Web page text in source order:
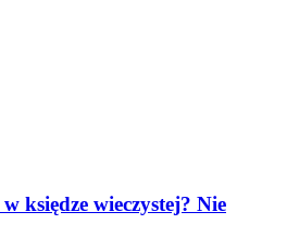
księdze wieczystej? Nie